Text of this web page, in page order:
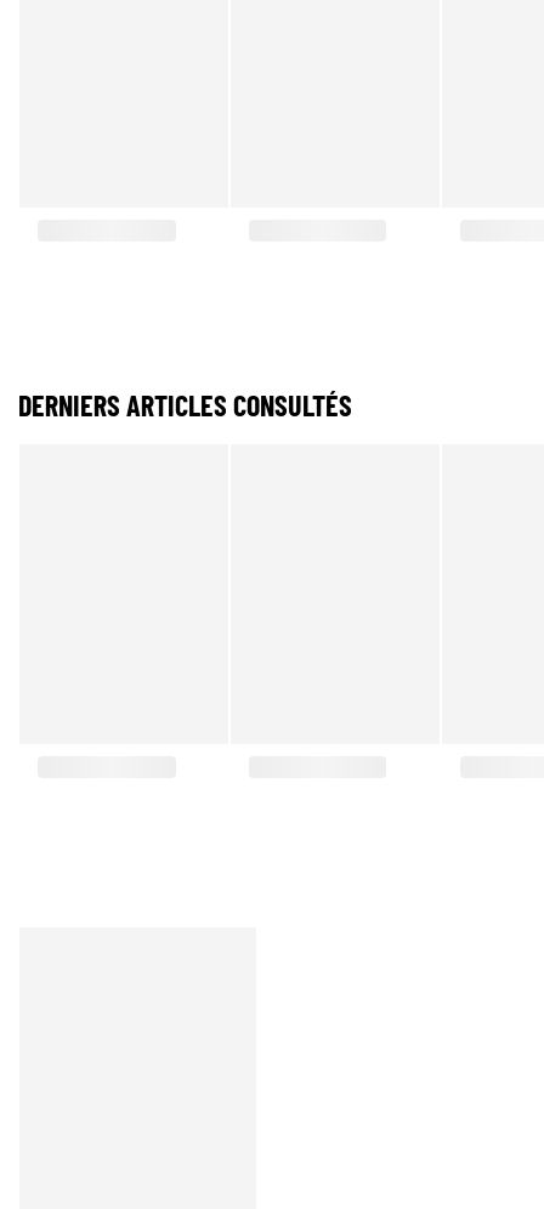
DERNIERS ARTICLES CONSULTÉS